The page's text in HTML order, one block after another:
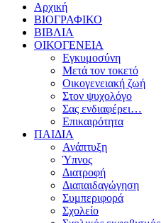
Αρχική
ΒΙΟΓΡΑΦΙΚΟ
ΒΙΒΛΙΑ
ΟΙΚΟΓΕΝΕΙΑ
Εγκυμοσύνη
Μετά τον τοκετό
Οικογενειακή ζωή
Στον ψυχολόγο
Σας ενδιαφέρει…
Επικαιρότητα
ΠΑΙΔΙΑ
Ανάπτυξη
Ύπνος
Διατροφή
Διαπαιδαγώγηση
Συμπεριφορά
Σχολείο